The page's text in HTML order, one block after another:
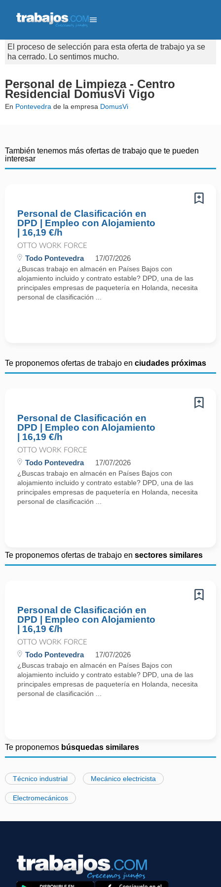
El proceso de selección para esta oferta de trabajo ya se
ha cerrado. Lo sentimos mucho.
Personal de Limpieza - Centro
Residencial DomusVi Vigo
En Pontevedra de la empresa DomusVi
También tenemos más ofertas de trabajo que te pueden
interesar
Personal de Clasificación en
DPD | Empleo con Alojamiento
| 16,19 €/h
OTTO WORK FORCE
Todo Pontevedra 17/07/2026
¿Buscas trabajo en almacén en Países Bajos con
alojamiento incluido y contrato estable? DPD, una de las
principales empresas de paquetería en Holanda, necesita
personal de clasificación ...
Te proponemos ofertas de trabajo en ciudades próximas
Personal de Clasificación en
DPD | Empleo con Alojamiento
| 16,19 €/h
OTTO WORK FORCE
Todo Pontevedra 17/07/2026
¿Buscas trabajo en almacén en Países Bajos con
alojamiento incluido y contrato estable? DPD, una de las
principales empresas de paquetería en Holanda, necesita
personal de clasificación ...
Te proponemos ofertas de trabajo en sectores similares
Personal de Clasificación en
DPD | Empleo con Alojamiento
| 16,19 €/h
OTTO WORK FORCE
Todo Pontevedra 17/07/2026
¿Buscas trabajo en almacén en Países Bajos con
alojamiento incluido y contrato estable? DPD, una de las
principales empresas de paquetería en Holanda, necesita
personal de clasificación ...
Te proponemos búsquedas similares
Técnico industrial Mecánico electricista
Electromecánicos